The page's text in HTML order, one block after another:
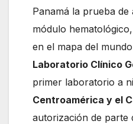
Panamá la prueba de
módulo
en el mapa del
Laboratorio Clínico
primer laboratorio a
Centroamérica y el
autorización de parte